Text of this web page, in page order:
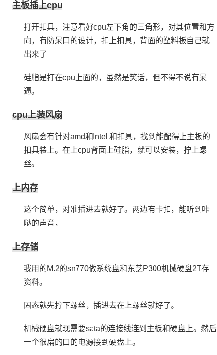
主板插上cpu
打开扣具，注意看好cpu左下角的三角形，对其位置和方
向，有防呆口的设计，扣上扣具，背面的塑料板自己就
出来了
硅脂是打在cpu上面的，虽然是笑话，但不得不说有呆
逼。
cpu上装风扇
风扇会有针对amd和Intel 和扣具，找到能配得上主板的
扣具装上。在上cpu背面上硅脂，就可以安装，拧上螺
丝。
上内存
这个简单，对准插进去就好了。两边有卡扣，能听到咔
哒的声音，
上存储
我用的M.2的sn770做系统盘和东芝P300机械硬盘2T存
资料。
固态就先拧下螺丝，插进去在上螺丝就好了。
机械硬盘就现需要sata的连接线连到主板和硬盘上。然后
一个很扁的口的电源接到硬盘上。